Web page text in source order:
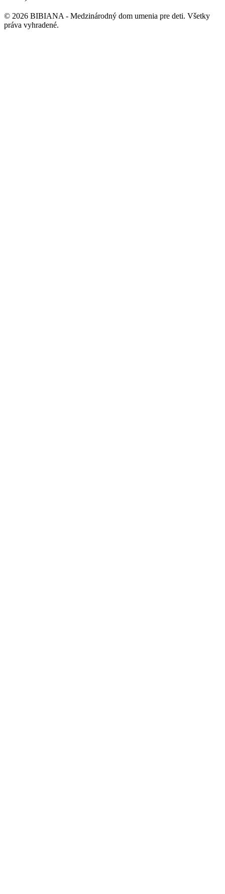
© 2026 BIBIANA - Medzinárodný dom umenia pre deti. Všetky
práva vyhradené.